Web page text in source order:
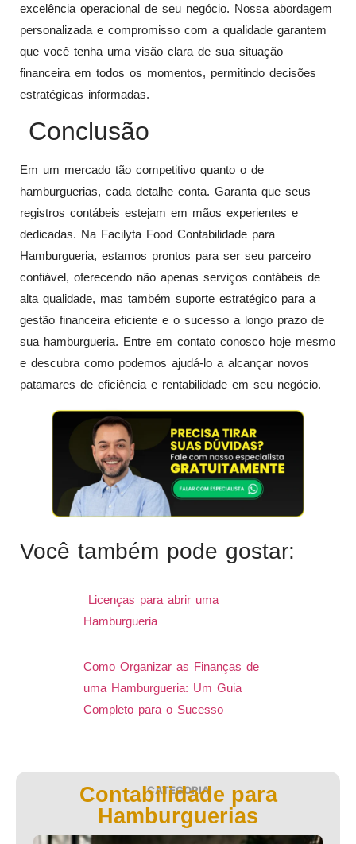
excelência operacional de seu negócio. Nossa abordagem
personalizada e compromisso com a qualidade garantem
que você tenha uma visão clara de sua situação
financeira em todos os momentos, permitindo decisões
estratégicas informadas.
Conclusão
Em um mercado tão competitivo quanto o de
hamburguerias, cada detalhe conta. Garanta que seus
registros contábeis estejam em mãos experientes e
dedicadas. Na Facilyta Food Contabilidade para
Hamburgueria, estamos prontos para ser seu parceiro
confiável, oferecendo não apenas serviços contábeis de
alta qualidade, mas também suporte estratégico para a
gestão financeira eficiente e o sucesso a longo prazo de
sua hamburgueria. Entre em contato conosco hoje mesmo
e descubra como podemos ajudá-lo a alcançar novos
patamares de eficiência e rentabilidade em seu negócio.
Você também pode gostar:
Licenças para abrir uma
Hamburgueria
Como Organizar as Finanças de
uma Hamburgueria: Um Guia
Completo para o Sucesso
CATEGORIA
Contabilidade para
Hamburguerias